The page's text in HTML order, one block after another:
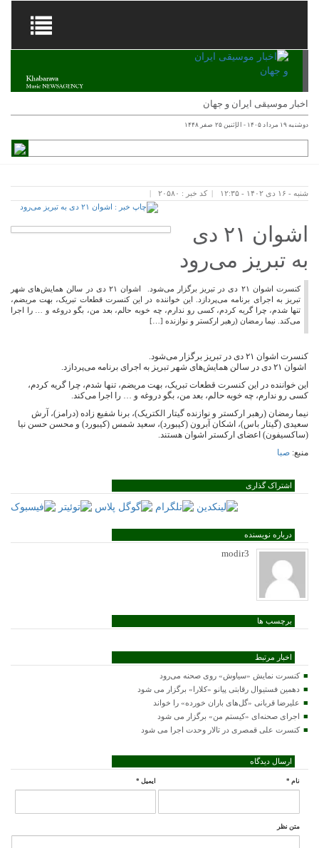
اخبار موسیقی ایران و جهان
دوشنبه ۱۹ مرداد ۱۴۰۵ - الإثنين ۲۵ صفر ۱۴۴۸
شنبه - ۱۶ دی ۱۴۰۲ - ۱۲:۳۵ کد خبر : ۲۰۵۸۰
اشوان ۲۱ دی
به تبریز می‌رود
کنسرت اشوان ۲۱ دی در تبریز برگزار می‌شود. اشوان ۲۱ دی در سالن همایش‌های شهر
تبریز به اجرای برنامه می‌پردازد. این خواننده در این کنسرت قطعات تبریک، بهت مریضم،
تنها شدم، چرا گریه کردم، کسی رو ندارم، چه خوبه حالم، بعد من، بگو دروغه و … را اجرا
می‌کند. نیما رمضان (رهبر ارکستر و نوازنده […]
کنسرت اشوان ۲۱ دی در تبریز برگزار می‌شود.
اشوان ۲۱ دی در سالن همایش‌های شهر تبریز به اجرای برنامه می‌پردازد.
این خواننده در این کنسرت قطعات تبریک، بهت مریضم، تنها شدم، چرا گریه کردم،
کسی رو ندارم، چه خوبه حالم، بعد من، بگو دروغه و … را اجرا می‌کند.
نیما رمضان (رهبر ارکستر و نوازنده گیتار الکتریک)، برنا شفیع زاده (درامز)، آرش
سعیدی (گیتار باس)، اشکان آبرون (کیبورد)، سعید شمس (کیبورد) و محسن حسن نیا
(ساکسیفون) اعضای ارکستر اشوان هستند.
منبع: صبا
اشتراک گذاری
درباره نویسنده
modir3
برچسب ها
اخبار مرتبط
کنسرت‌ نمایش «سیاوش» روی صحنه می‌رود
دهمین فستیوال رقابتی پیانو «کلارا» برگزار می شود
علیرضا قربانی «گل‌های باران خورده» را خواند
اجرای صحنه‌ای «کیستم من» برگزار می شود
کنسرت علی قمصری در تالار وحدت اجرا می شود
ارسال دیدگاه
نام * ایمیل *
متن نظر